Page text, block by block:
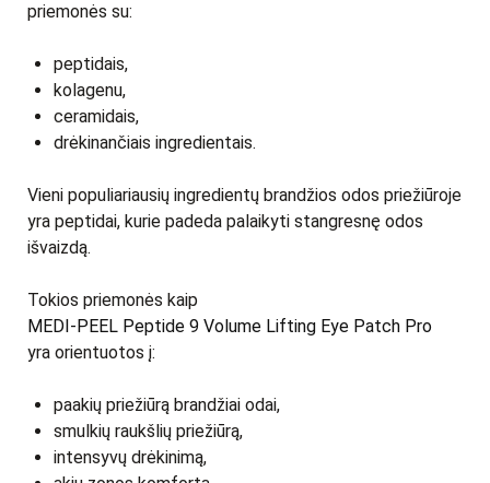
priemonės su:
peptidais,
kolagenu,
ceramidais,
drėkinančiais ingredientais.
Vieni populiariausių ingredientų brandžios odos priežiūroje
yra peptidai, kurie padeda palaikyti stangresnę odos
išvaizdą.
Tokios priemonės kaip
MEDI-PEEL Peptide 9 Volume Lifting Eye Patch Pro
yra orientuotos į:
paakių priežiūrą brandžiai odai,
smulkių raukšlių priežiūrą,
intensyvų drėkinimą,